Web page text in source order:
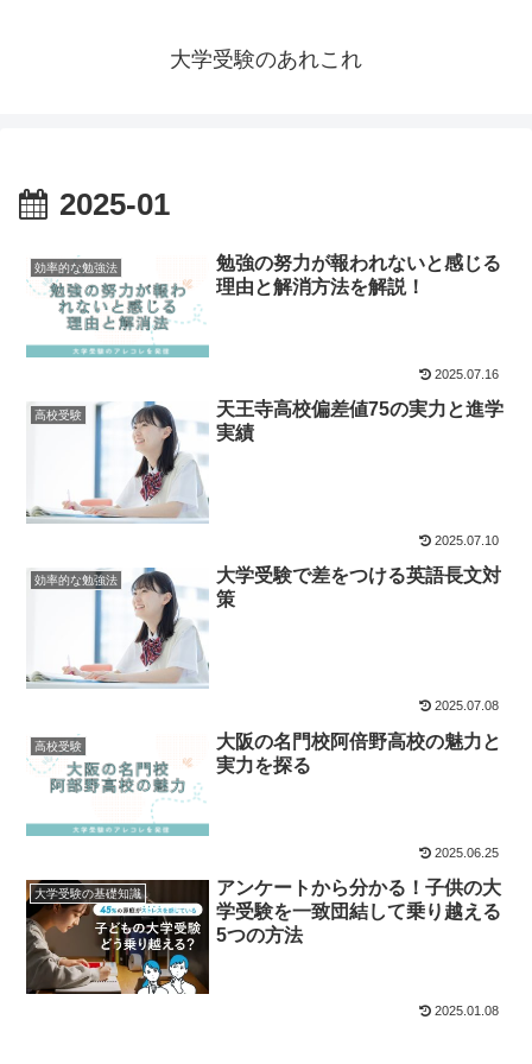
大学受験のあれこれ
2025-01
効率的な勉強法
勉強の努力が報われないと感じる
理由と解消方法を解説！
2025.07.16
高校受験
天王寺高校偏差値75の実力と進学
実績
2025.07.10
効率的な勉強法
大学受験で差をつける英語長文対
策
2025.07.08
高校受験
大阪の名門校阿倍野高校の魅力と
実力を探る
2025.06.25
大学受験の基礎知識
アンケートから分かる！子供の大
学受験を一致団結して乗り越える
5つの方法
2025.01.08